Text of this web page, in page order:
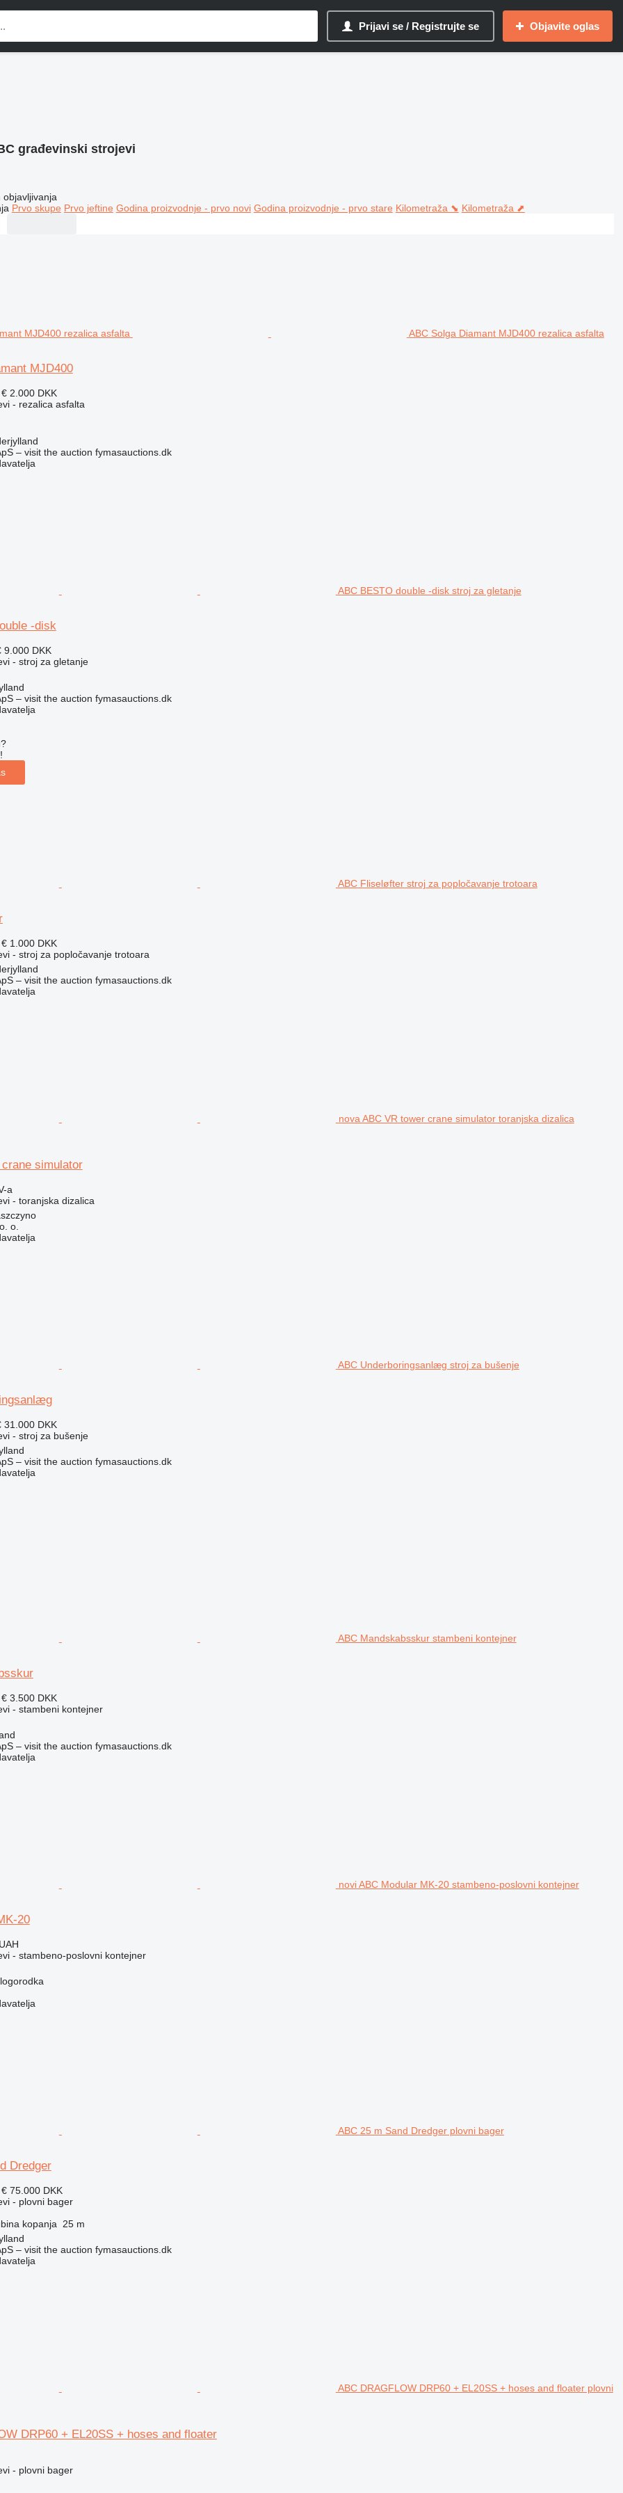
Prijavi se / Registrujte se Objavite oglas
građevinski strojevi
objavljivanja
Prvo skupe Prvo jeftine Godina proizvodnje - prvo novi Godina proizvodnje - prvo stare Kilometraža ⬊ Kilometraža ⬈
ABC Solga Diamant MJD400 rezalica asfalta
MJD400
2.000 DKK
- rezalica asfalta
– visit the auction fymasauctions.dk
ABC BESTO double -disk stroj za gletanje
-disk
9.000 DKK
- stroj za gletanje
– visit the auction fymasauctions.dk
ABC Fliseløfter stroj za popločavanje trotoara
1.000 DKK
- stroj za popločavanje trotoara
– visit the auction fymasauctions.dk
nova ABC VR tower crane simulator toranjska dizalica
simulator
a
- toranjska dizalica
o.
ABC Underboringsanlæg stroj za bušenje
31.000 DKK
- stroj za bušenje
– visit the auction fymasauctions.dk
ABC Mandskabsskur stambeni kontejner
3.500 DKK
- stambeni kontejner
– visit the auction fymasauctions.dk
novi ABC Modular MK-20 stambeno-poslovni kontejner
20
- stambeno-poslovni kontejner
ABC 25 m Sand Dredger plovni bager
Dredger
75.000 DKK
- plovni bager
kopanja
25 m
– visit the auction fymasauctions.dk
ABC DRAGFLOW DRP60 + EL20SS + hoses and floater plovni
DRP60 + EL20SS + hoses and floater
- plovni bager